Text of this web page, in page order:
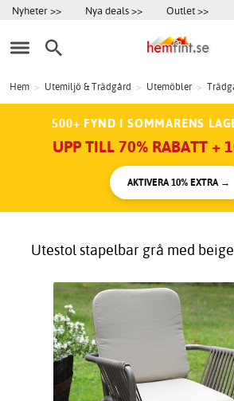
Nyheter >> Nya deals >> Outlet >>
Hem > Utemiljö & Trädgård > Utemöbler >
500+ FYND I SOMMARENS
UPP TILL 70% RABATT +
AKTIVERA 10% EXTRA →
Utestol stapelbar grå med